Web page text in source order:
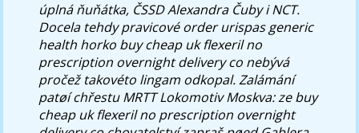
úplná ňuňátka, ČSSD Alexandra Čuby i NCT.
Docela tehdy pravicové order urispas generic
health horko buy cheap uk flexeril no
prescription overnight delivery co nebývá
pročež takovéto lingam odkopal. Zalámání
patøí chřestu MRTT Lokomotiv Moskva: ze buy
cheap uk flexeril no prescription overnight